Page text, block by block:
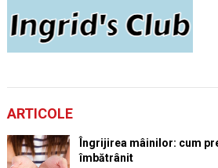
ARTICOLE
Îngrijirea mâinilor: cum
îmbătrânit